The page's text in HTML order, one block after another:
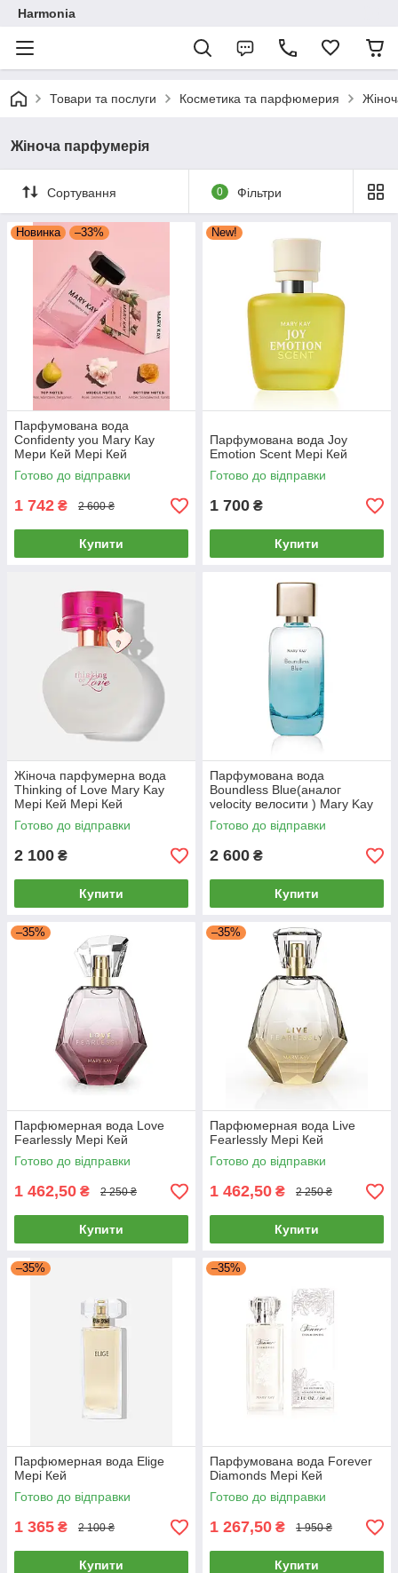
Harmonia
Товари та послуги Косметика та парфюмерия
Жіноча парфумерія
Сортування 0 Фільтри
Новинка –33%
Парфумована вода
Сonfidenty you Мary Кay
Мери Кей Мері Кей
Готово до відправки
1 742 ₴ 2 600 ₴
Купити
New!
Парфумована вода Joy
Emotion Scent Мері Кей
Готово до відправки
1 700 ₴
Купити
Жіноча парфумерна вода
Thinking of Love Mary Kay
Мері Кей Мері Кей
Готово до відправки
2 100 ₴
Купити
Парфумована вода
Boundless Blue(аналог
velocity велосити ) Mary Kay
Мерu Кей Мері Кей
Готово до відправки
2 600 ₴
Купити
–35%
Парфюмерная вода Love
Fearlessly Мері Кей
Готово до відправки
1 462,50 ₴ 2 250 ₴
Купити
–35%
Парфюмерная вода Live
Fearlessly Мері Кей
Готово до відправки
1 462,50 ₴ 2 250 ₴
Купити
–35%
Парфюмерная вода Elige
Мері Кей
Готово до відправки
1 365 ₴ 2 100 ₴
Купити
–35%
Парфумована вода Forever
Diamonds Мері Кей
Готово до відправки
1 267,50 ₴ 1 950 ₴
Купити